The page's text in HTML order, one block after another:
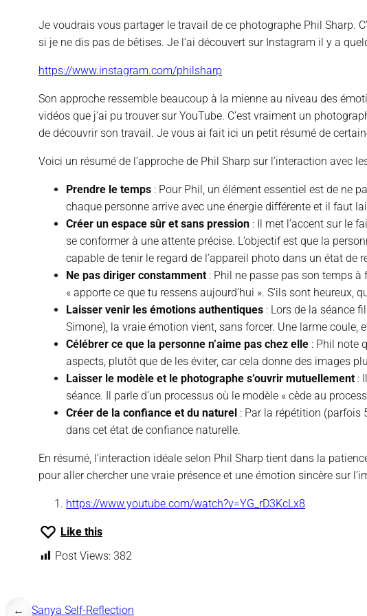
Je voudrais vous partager le travail de ce photographe Phil Sharp.
si je ne dis pas de bêtises. Je l’ai découvert sur Instagram il y a
https://www.instagram.com/philsharp
Son approche ressemble beaucoup à la mienne au niveau des
vidéos que j’ai pu trouver sur YouTube. C’est vraiment un
de découvrir son travail. Je vous ai fait ici un petit résumé de
Voici un résumé de l’approche de Phil Sharp sur l’interaction avec
Prendre le temps : Pour Phil, un élément essentiel est de ne
chaque personne arrive avec une énergie différente et il faut
Créer un espace sûr et sans pression : Il met l’accent sur le
se conformer à une attente précise. L’objectif est que la
capable de tenir le regard de l’appareil photo dans un état de
Ne pas diriger constamment: Phil ne passe pas son temps à
« apporte ce que tu ressens aujourd’hui ». S’ils sont heureux,
Laisser venir les émotions authentiques : Lors de la séance
Simone), la vraie émotion vient, sans forcer. Une larme
Célébrer ce que la personne n’aime pas chez elle : Phil note
aspects, plutôt que de les éviter, car cela donne des images
Laisser le modèle et le photographe s’ouvrir mutuellement:
séance. Il parle d’un processus où le modèle « cède au
Créer de la confiance et du naturel : Par la répétition (parfois
dans cet état de confiance naturelle.
En résumé, l’interaction idéale selon Phil Sharp tient dans la
pour aller chercher une vraie présence et une émotion sincère sur
https://www.youtube.com/watch?v=YG_rD3KcLx8
Like this
Post Views: 382
← Sanya Self-Reflection